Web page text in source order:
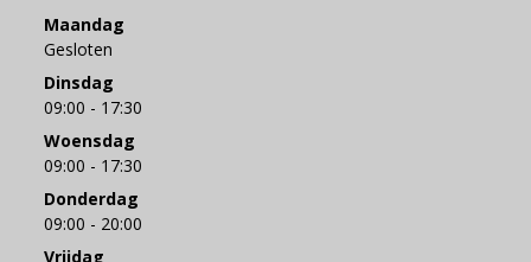
Maandag
Gesloten
Dinsdag
09:00 - 17:30
Woensdag
09:00 - 17:30
Donderdag
09:00 - 20:00
Vrijdag